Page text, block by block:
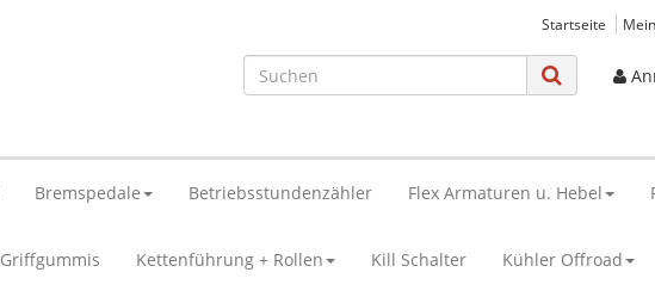
Startseite
Bremspedale Betriebsstundenzähler Flex Armaturen u. Hebel
Griffgummis Kettenführung + Rollen Kill Schalter Kühler Offroad